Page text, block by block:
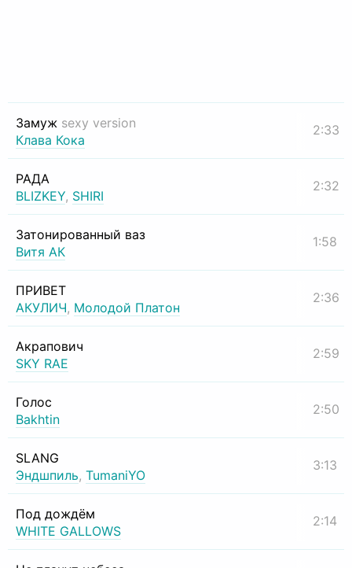
Замуж sexy version
Клава Кока
2:33
РАДА
BLIZKEY, SHIRI
2:32
Затонированный ваз
Витя АК
1:58
ПРИВЕТ
АКУЛИЧ, Молодой Платон
2:36
Акрапович
SKY RAE
2:59
Голос
Bakhtin
2:50
SLANG
Эндшпиль, TumaniYO
3:13
Под дождём
WHITE GALLOWS
2:14